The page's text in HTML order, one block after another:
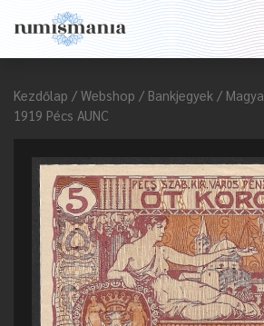
Kezdőlap / Webshop / Bankjegyek /
1919 Pécs AUNC